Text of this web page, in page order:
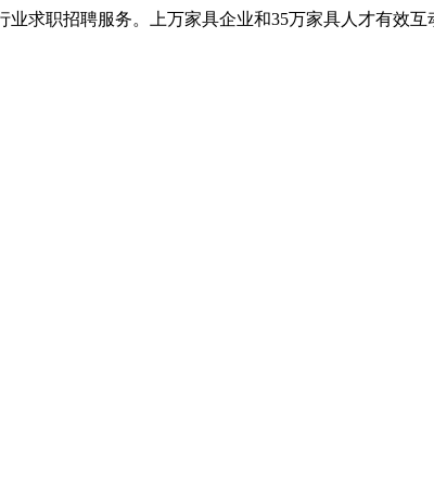
业求职招聘服务。上万家具企业和35万家具人才有效